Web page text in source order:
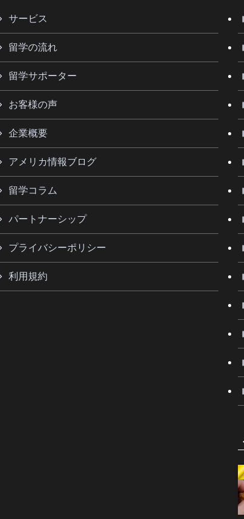
サービス
留学の流れ
留学サポーター
お客様の声
企業概要
アメリカ情報ブログ
留学コラム
パートナーシップ
プライバシーポリシー
利用規約